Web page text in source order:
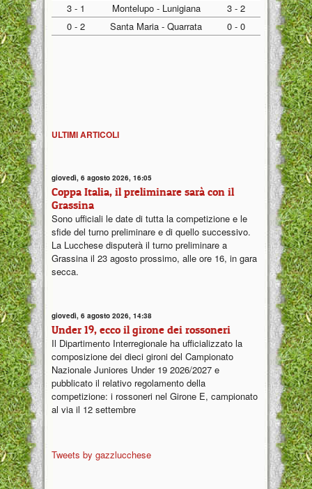
3 - 1 Montelupo - Lunigiana
3 - 2
0 - 2
Santa Maria - Quarrata 0 - 0
ULTIMI ARTICOLI
giovedì, 6 agosto 2026, 16:05
Coppa Italia, il preliminare sarà con il
Grassina
Sono ufficiali le date di tutta la competizione e le
sfide del turno preliminare e di quello successivo.
La Lucchese disputerà il turno preliminare a
Grassina il 23 agosto prossimo, alle ore 16, in gara
secca.
giovedì, 6 agosto 2026, 14:38
Under 19, ecco il girone dei rossoneri
Il Dipartimento Interregionale ha ufficializzato la
composizione dei dieci gironi del Campionato
Nazionale Juniores Under 19 2026/2027 e
pubblicato il relativo regolamento della
competizione: i rossoneri nel Girone E, campionato
al via il 12 settembre
Tweets by gazzlucchese